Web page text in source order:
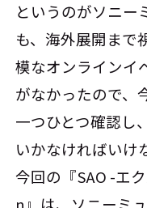
というのがソニー
も、海外展開まで
模なオンラインイ
がなかったので、
一つひとつ確認し
いかなければいけ
今回の『SAO -エ